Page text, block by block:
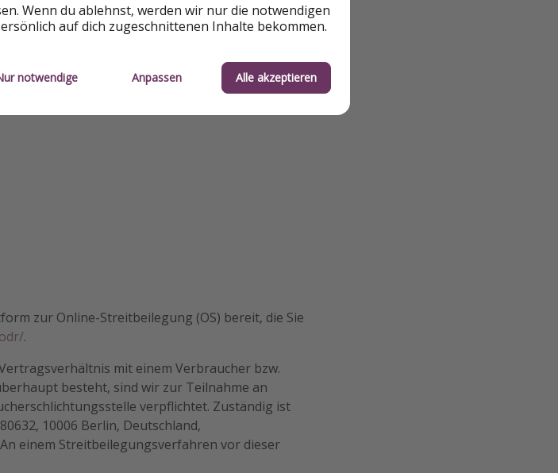
zur Online-Streitbeilegung (OS) bereit, die Sie
.
mit einem Verbraucher bzw.
besteht, sind wir zur Teilnahme an
verpflichtet. Zuständig ist
10006 Berlin, Deutschland,
einem Streitbeilegungsverfahren vor dieser
Wenn du ablehnst, werden wir nur die notwendigen
auf dich zugeschnittenen Inhalte bekommen.
notwendige Anpassen Alle akzeptieren